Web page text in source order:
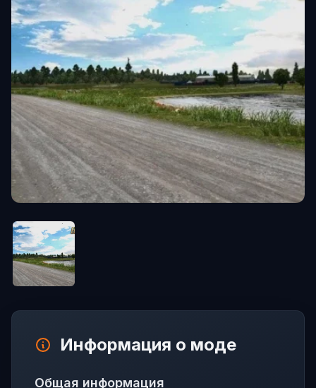
Информация о моде
Общая информация